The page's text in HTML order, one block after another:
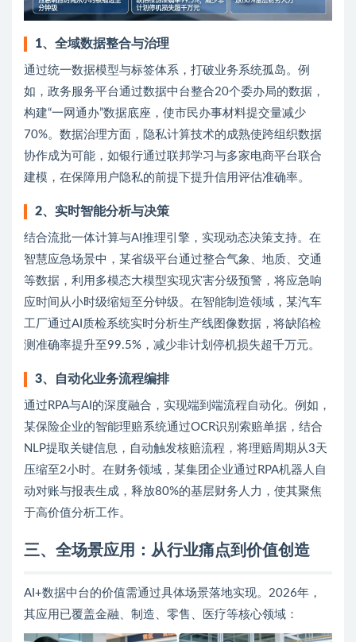
1、 全域数据整合与治理
通过统一数据模型与标签体系，打破业务系统孤岛。例
如，政务服务平台通过数据中台整合20个委办局的数据，
构建“一网通办”数据底座，使市民办事材料提交量减少
70%。数据治理方面，隐私计算技术的成熟使跨组织数据
协作成为可能，如银行通过联邦学习与多家电商平台联合
建模，在保障用户隐私的前提下提升信用评估准确率。
2、 实时智能分析与决策
结合流批一体计算与AI推理引擎，实现动态决策支持。在
智慧应急场景中，某省级平台通过整合气象、地质、交通
等数据，利用多模态大模型实现灾害分级预警，将应急响
应时间从小时级缩短至分钟级。在智能制造领域，某汽车
工厂通过AI质检系统实时分析生产线图像数据，将缺陷检
测准确率提升至99.5%，减少非计划停机损失超千万元。
3、 自动化业务流程编排
通过RPA与AI的深度融合，实现端到端流程自动化。例如，
某保险企业的智能理赔系统通过OCR识别索赔单据，结合
NLP提取关键信息，自动触发核赔流程，将理赔周期从3天
压缩至2小时。在财务领域，某集团企业通过RPA机器人自
动对账与报表生成，释放80%的基层财务人力，使其聚焦
于高价值分析工作。
三、全场景应用：从行业痛点到价值创造
AI+数据中台的价值需通过具体场景落地实现。2026年，
其应用已覆盖金融、制造、零售、医疗等核心领域：